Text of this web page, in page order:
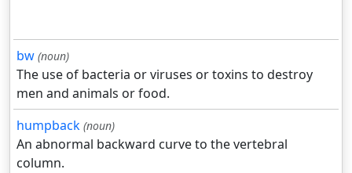
bw (noun)
The use of bacteria or viruses or toxins to destroy
men and animals or food.
humpback (noun)
An abnormal backward curve to the vertebral
column.